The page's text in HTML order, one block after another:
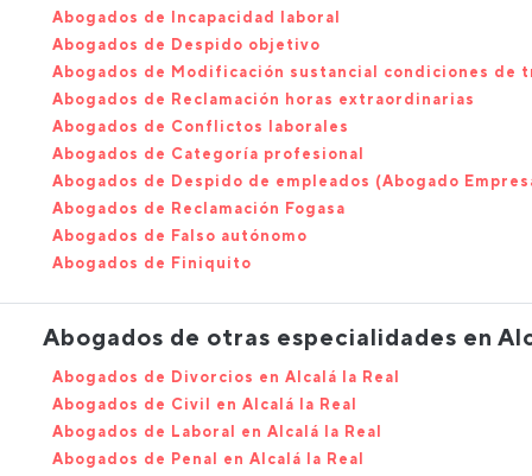
Abogados de Incapacidad laboral
Abogados de Despido objetivo
Abogados de Modificación sustancial condiciones de
Abogados de Reclamación horas extraordinarias
Abogados de Conflictos laborales
Abogados de Categoría profesional
Abogados de Despido de empleados (Abogado
Abogados de Reclamación Fogasa
Abogados de Falso autónomo
Abogados de Finiquito
Abogados de otras especialidades en
Abogados de Divorcios en Alcalá la Real
Abogados de Civil en Alcalá la Real
Abogados de Laboral en Alcalá la Real
Abogados de Penal en Alcalá la Real